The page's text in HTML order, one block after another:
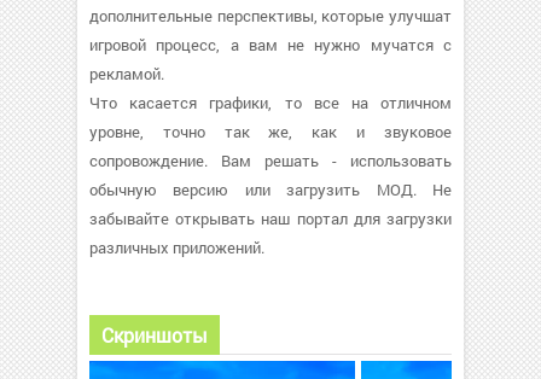
дополнительные перспективы, которые улучшат
игровой процесс, а вам не нужно мучатся с
рекламой.
Что касается графики, то все на отличном
уровне, точно так же, как и звуковое
сопровождение. Вам решать - использовать
обычную версию или загрузить МОД. Не
забывайте открывать наш портал для загрузки
различных приложений.
Скриншоты